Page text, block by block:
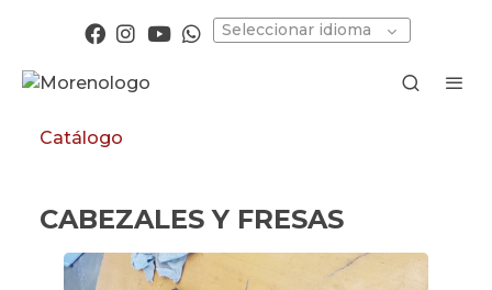
Seleccionar idioma
Catálogo
CABEZALES Y FRESAS